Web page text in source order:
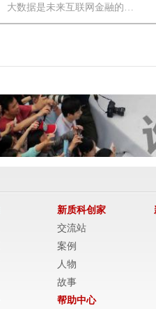
大数据是未来互联网金融的…
新质科创家
交流站
案例
人物
故事
帮助中心